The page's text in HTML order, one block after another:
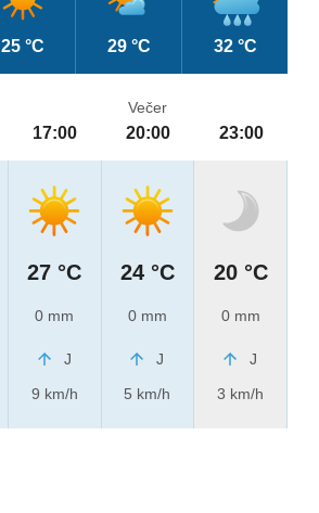
25 °C 29 °C 32 °C
17:00
27 °C
0 mm
J
9 km/h
Večer
20:00
24 °C
0 mm
J
5 km/h
23:00
20 °C
0 mm
J
3 km/h